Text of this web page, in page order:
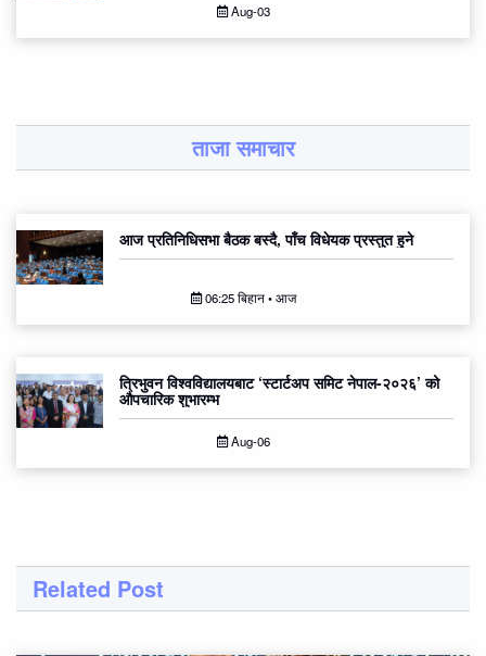
Aug-03
ताजा समाचार
आज प्रतिनिधिसभा बैठक बस्दै, पाँच विधेयक प्रस्तुत हुने
06:25 बिहान • आज
त्रिभुवन विश्वविद्यालयबाट ‘स्टार्टअप समिट नेपाल-२०२६’ को
औपचारिक शुभारम्भ
Aug-06
Related Post